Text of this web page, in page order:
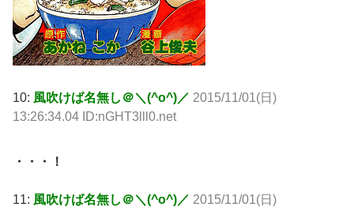
10: 風吹けば名無し＠＼(^o^)／ 2015/11/01(日)
13:26:34.04 ID:nGHT3lll0.net
・・・！
11: 風吹けば名無し＠＼(^o^)／ 2015/11/01(日)